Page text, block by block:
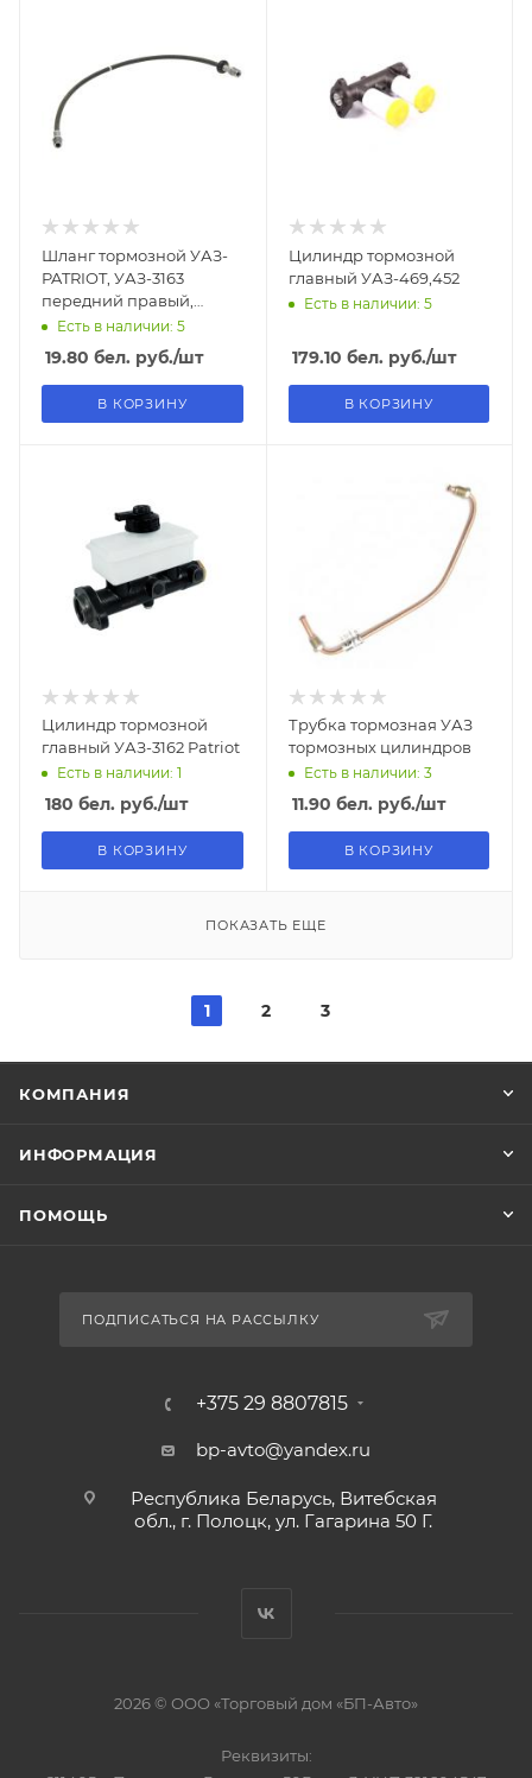
Шланг тормозной УАЗ-
PATRIOT, УАЗ-3163
передний правый,
L=719мм
Есть в наличии: 5
19.80 бел. руб./шт
В КОРЗИНУ
Цилиндр тормозной
главный УАЗ-469,452
Есть в наличии: 5
179.10 бел. руб./шт
В КОРЗИНУ
Цилиндр тормозной
главный УАЗ-3162 Patriot
Есть в наличии: 1
180 бел. руб./шт
В КОРЗИНУ
Трубка тормозная УАЗ
тормозных цилиндров
Есть в наличии: 3
11.90 бел. руб./шт
В КОРЗИНУ
ПОКАЗАТЬ ЕЩЕ
1 2 3
КОМПАНИЯ
ИНФОРМАЦИЯ
ПОМОЩЬ
ПОДПИСАТЬСЯ НА РАССЫЛКУ
+375 29 8807815
bp-avto@yandex.ru
Республика Беларусь, Витебская
обл., г. Полоцк, ул. Гагарина 50 Г.
2026 © ООО «Торговый дом «БП-Авто»
Реквизиты: